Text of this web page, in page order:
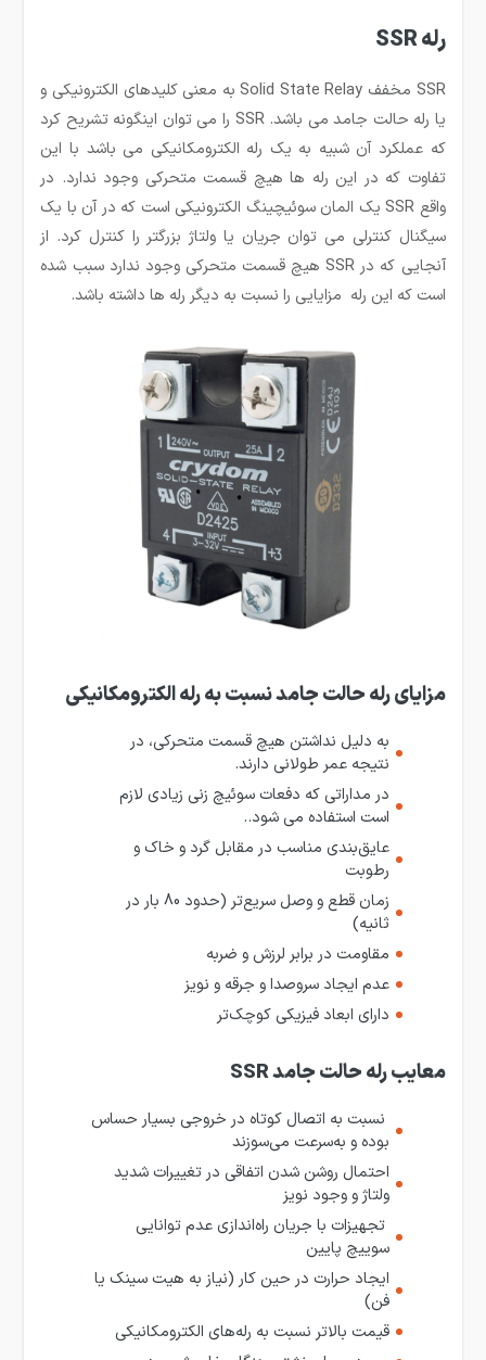
رله SSR
SSR مخفف Solid State Relay به معنی کلیدهای الکترونیکی و
یا رله حالت جامد می­ باشد. SSR را می توان اینگونه تشریح کرد
که عملکرد آن شبیه به یک رله الکترومکانیکی می­ باشد با این
تفاوت که در این رله ها هیچ قسمت متحرکی وجود ندارد. در
واقع SSR یک المان سوئیچینگ الکترونیکی است که در آن با یک
سیگنال کنترلی می ­توان جریان یا ولتاژ بزرگتر را کنترل کرد. از
آنجایی که در SSR هیچ قسمت متحرکی وجود ندارد سبب شده
است که این رله مزایایی را نسبت به دیگر رله ها داشته باشد.
مزایای رله حالت ‌جامد نسبت به رله الکترومکانیکی
به دلیل نداشتن هیچ قسمت متحرکی، در
نتیجه عمر طولانی دارند.
در مداراتی که دفعات سوئیچ زنی زیادی لازم
است استفاده می شود..
عایق‌بندی مناسب در مقابل گرد و خاک و
رطوبت
زمان قطع و وصل سریع‌تر (حدود 80 بار در
ثانیه)
مقاومت در برابر لرزش و ضربه
عدم ایجاد سروصدا و جرقه و نویز
دارای ابعاد فیزیکی کوچک‌تر
معایب رله حالت ‌جامد SSR
نسبت به اتصال کوتاه در خروجی بسیار حساس
بوده و به‌سرعت می‌سوزند
احتمال روشن شدن اتفاقی در تغییرات شدید
ولتاژ و وجود نویز
تجهیزات با جریان راه‌اندازی عدم توانایی
سوییچ پایین
ایجاد حرارت در حین کار (نیاز به هیت سینک یا
فن)
قیمت بالاتر نسبت به رله‌های الکترومکانیکی